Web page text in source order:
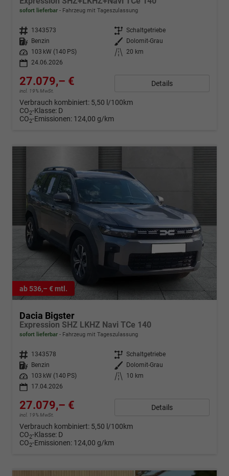
sofort lieferbar Fahrzeug mit Tageszulassung
Fahrzeugnr. 1343573 Getriebe Schaltgetriebe
Kraftstoff
Benzin Außenfarbe
Dolomit-Grau
Leistung
103 kW (140 PS) Kilometerstand
20 km
24.06.2026
27.079,– €
incl. 19% MwSt.
Details
Verbrauch kombiniert: 5,50 l/100km
CO2-Klasse: D
CO2-Emissionen: 124,00 g/km
ab 536,– € mtl.
Dacia Bigster
Expression SHZ LKHZ Navi TCe 140
sofort lieferbar Fahrzeug mit Tageszulassung
Fahrzeugnr. 1343578 Getriebe Schaltgetriebe
Kraftstoff
Benzin Außenfarbe
Dolomit-Grau
Leistung
103 kW (140 PS) Kilometerstand
10 km
17.04.2026
27.079,– €
incl. 19% MwSt.
Details
Verbrauch kombiniert: 5,50 l/100km
CO2-Klasse: D
CO2-Emissionen: 124,00 g/km